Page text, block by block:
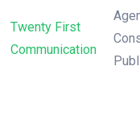
Twenty First
Communication